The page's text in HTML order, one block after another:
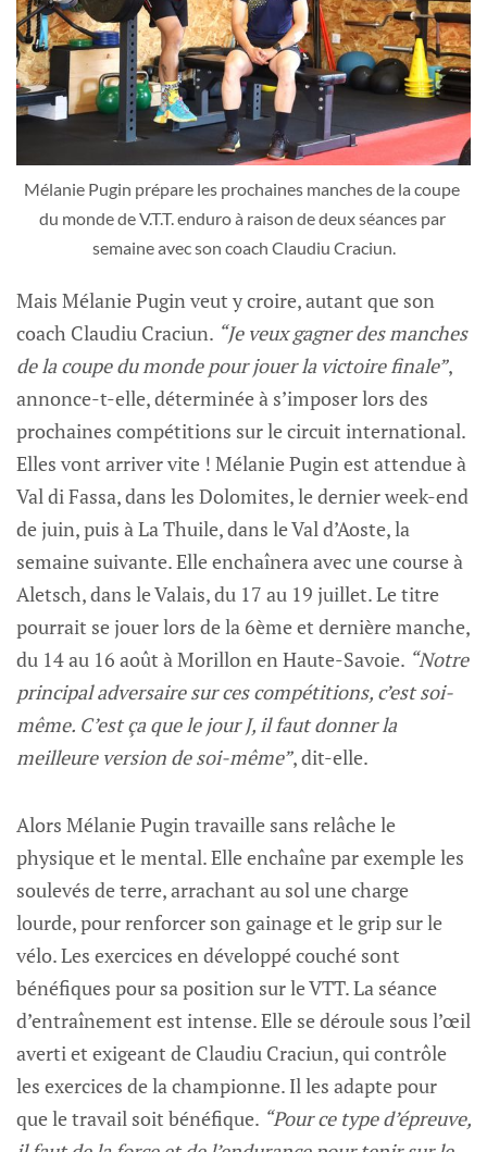
Mélanie Pugin prépare les prochaines manches de la coupe
du monde de V.T.T. enduro à raison de deux séances par
semaine avec son coach Claudiu Craciun.
Mais Mélanie Pugin veut y croire, autant que son
coach Claudiu Craciun. “Je veux gagner des manches
de la coupe du monde pour jouer la victoire finale”,
annonce-t-elle, déterminée à s’imposer lors des
prochaines compétitions sur le circuit international.
Elles vont arriver vite ! Mélanie Pugin est attendue à
Val di Fassa, dans les Dolomites, le dernier week-end
de juin, puis à La Thuile, dans le Val d’Aoste, la
semaine suivante. Elle enchaînera avec une course à
Aletsch, dans le Valais, du 17 au 19 juillet. Le titre
pourrait se jouer lors de la 6ème et dernière manche,
du 14 au 16 août à Morillon en Haute-Savoie. “Notre
principal adversaire sur ces compétitions, c’est soi-
même. C’est ça que le jour J, il faut donner la
meilleure version de soi-même”, dit-elle.
Alors Mélanie Pugin travaille sans relâche le
physique et le mental. Elle enchaîne par exemple les
soulevés de terre, arrachant au sol une charge
lourde, pour renforcer son gainage et le grip sur le
vélo. Les exercices en développé couché sont
bénéfiques pour sa position sur le VTT. La séance
d’entraînement est intense. Elle se déroule sous l’œil
averti et exigeant de Claudiu Craciun, qui contrôle
les exercices de la championne. Il les adapte pour
que le travail soit bénéfique. “Pour ce type d’épreuve,